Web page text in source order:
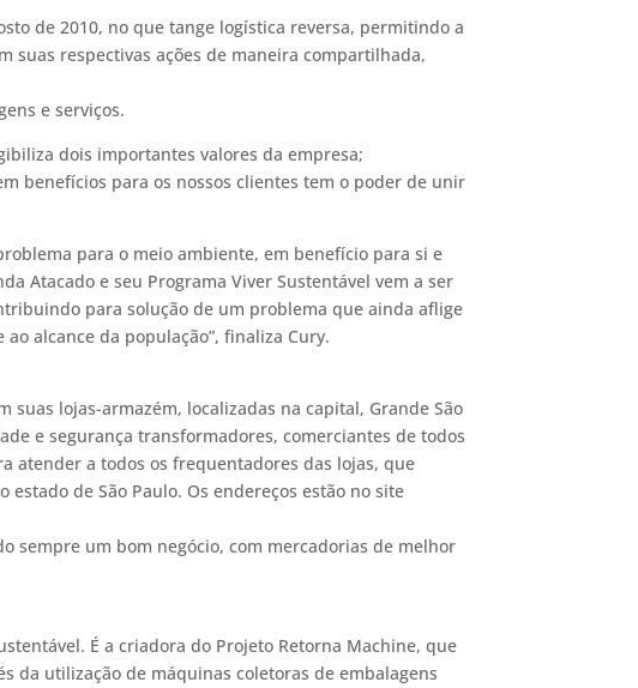
de 2010, no que tange logística reversa, permitindo a
respectivas ações de maneira compartilhada,
e serviços.
dois importantes valores da empresa;
benefícios para os nossos clientes tem o poder de unir
para o meio ambiente, em benefício para si e
Atacado e seu Programa Viver Sustentável vem a ser
para solução de um problema que ainda aflige
alcance da população”, finaliza Cury.
suas lojas-armazém, localizadas na capital, Grande São
e segurança transformadores, comerciantes de todos
atender a todos os frequentadores das lojas, que
de São Paulo. Os endereços estão no site
sempre um bom negócio, com mercadorias de melhor
É a criadora do Projeto Retorna Machine, que
da utilização de máquinas coletoras de embalagens